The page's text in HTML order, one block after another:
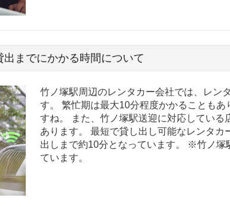
までにかかる時間について
竹ノ塚駅周辺のレンタカー会社では、レン
す。 繁忙期は最大10分程度かかることも
すね。 また、竹ノ塚駅送迎に対応してい
あります。 最短で貸し出し可能なレンタ
出しまで約10分となっています。 ※竹ノ塚
ています。